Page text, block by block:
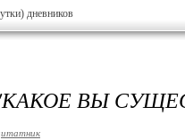
дневников
"КАКОЕ ВЫ